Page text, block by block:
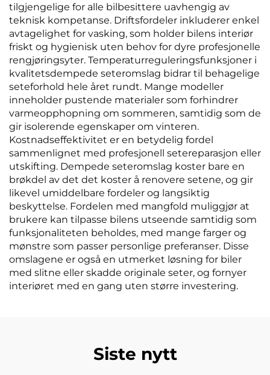
tilgjengelige for alle bilbesittere uavhengig av
teknisk kompetanse. Driftsfordeler inkluderer enkel
avtagelighet for vasking, som holder bilens interiør
friskt og hygienisk uten behov for dyre profesjonelle
rengjøringsyter. Temperaturreguleringsfunksjoner i
kvalitetsdempede seteromslag bidrar til behagelige
seteforhold hele året rundt. Mange modeller
inneholder pustende materialer som forhindrer
varmeopphopning om sommeren, samtidig som de
gir isolerende egenskaper om vinteren.
Kostnadseffektivitet er en betydelig fordel
sammenlignet med profesjonell setereparasjon eller
utskifting. Dempede seteromslag koster bare en
brøkdel av det det koster å renovere setene, og gir
likevel umiddelbare fordeler og langsiktig
beskyttelse. Fordelen med mangfold muliggjør at
brukere kan tilpasse bilens utseende samtidig som
funksjonaliteten beholdes, med mange farger og
mønstre som passer personlige preferanser. Disse
omslagene er også en utmerket løsning for biler
med slitne eller skadde originale seter, og fornyer
interiøret med en gang uten større investering.
Siste nytt